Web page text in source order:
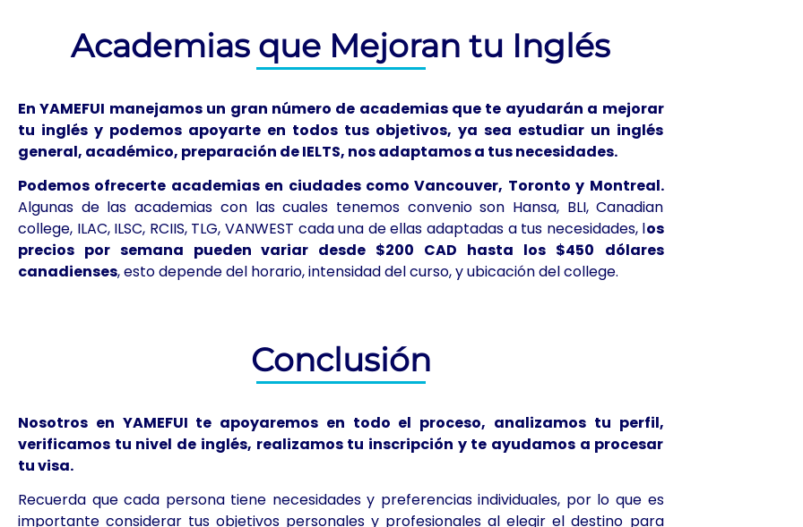
Academias que Mejoran tu Inglés
En YAMEFUI manejamos un gran número de academias que te ayudarán a mejorar
tu inglés y podemos apoyarte en todos tus objetivos, ya sea estudiar un inglés
general, académico, preparación de IELTS, nos adaptamos a tus necesidades.
Podemos ofrecerte academias en ciudades como Vancouver, Toronto y Montreal.
Algunas de las academias con las cuales tenemos convenio son Hansa, BLI, Canadian
college, ILAC, ILSC, RCIIS, TLG, VANWEST cada una de ellas adaptadas a tus necesidades, los
precios por semana pueden variar desde $200 CAD hasta los $450
dólares
canadienses, esto depende del horario, intensidad del curso, y ubicación del college.
Conclusión
Nosotros en YAMEFUI te apoyaremos en todo el proceso, analizamos tu perfil,
verificamos tu nivel de inglés, realizamos tu inscripción y te ayudamos a procesar
tu visa.
Recuerda que cada persona tiene necesidades y preferencias individuales, por lo que es
importante considerar tus objetivos personales y profesionales al elegir el destino para